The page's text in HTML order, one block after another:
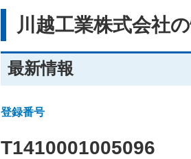
川越工業株式会社
最新情報
登録番号
T1410001005096